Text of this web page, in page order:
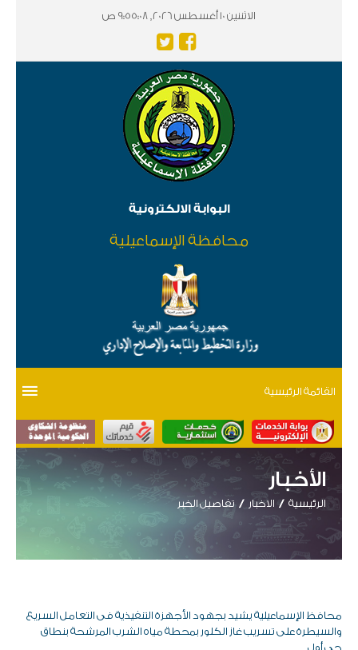
الاثننين 10 أغسطس 2026, 9:55:09 ص
البوابة الالكترونية
محافظة الإسماعيلية
القائمة الرئيسية
الأخبار
الرئيسية الاخبار تفاصيل الخبر
محافظ الإسماعيلية يشيد بجهود الأجهزة التنفيذية فى التعامل السريع
والسيطرة على تسريب غاز الكلور بمحطة مياه الشرب المرشحة بنطاق
حى أول